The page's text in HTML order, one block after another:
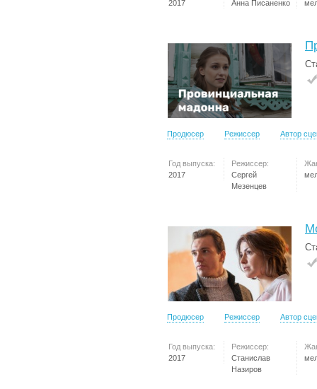
2017
Анна Писаненко
Продюсер Режиссер Автор
Год выпуска:
2017
Режиссер:
Сергей
Мезенцев
Продюсер Режиссер Автор
Год выпуска:
2017
Режиссер:
Станислав
Назиров